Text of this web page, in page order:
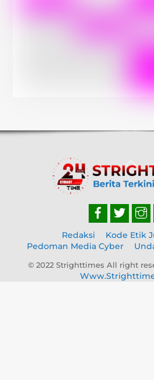
Back
To
Top
Redaksi
Kode Etik
Pedoman Media Cyber
© 2022 Strighttimes All right